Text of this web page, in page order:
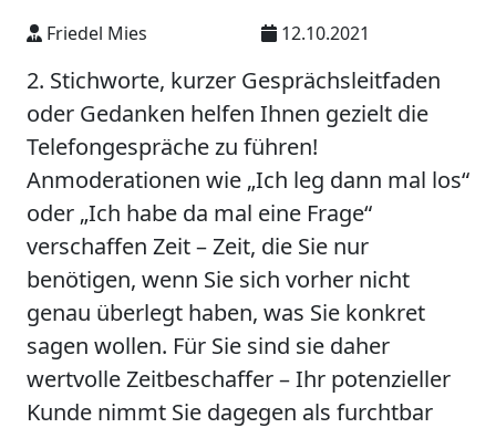
Friedel Mies 12.10.2021
2. Stichworte, kurzer Gesprächsleitfaden
oder Gedanken helfen Ihnen gezielt die
Telefongespräche zu führen!
Anmoderationen wie „Ich leg dann mal los“
oder „Ich habe da mal eine Frage“
verschaffen Zeit – Zeit, die Sie nur
benötigen, wenn Sie sich vorher nicht
genau überlegt haben, was Sie konkret
sagen wollen. Für Sie sind sie daher
wertvolle Zeitbeschaffer – Ihr potenzieller
Kunde nimmt Sie dagegen als furchtbar